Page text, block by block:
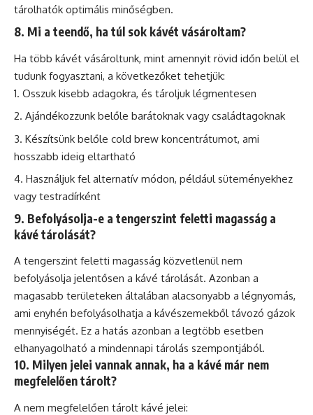
tárolhatók optimális minőségben.
8. Mi a teendő, ha túl sok kávét vásároltam?
Ha több kávét vásároltunk, mint amennyit rövid időn belül el
tudunk fogyasztani, a következőket tehetjük:
Osszuk kisebb adagokra, és tároljuk légmentesen
Ajándékozzunk belőle barátoknak vagy családtagoknak
Készítsünk belőle cold brew koncentrátumot, ami
hosszabb ideig eltartható
Használjuk fel alternatív módon, például süteményekhez
vagy testradírként
9. Befolyásolja-e a tengerszint feletti magasság a
kávé tárolását?
A tengerszint feletti magasság közvetlenül nem
befolyásolja jelentősen a kávé tárolását. Azonban a
magasabb területeken általában alacsonyabb a légnyomás,
ami enyhén befolyásolhatja a kávészemekből távozó gázok
mennyiségét. Ez a hatás azonban a legtöbb esetben
elhanyagolható a mindennapi tárolás szempontjából.
10. Milyen jelei vannak annak, ha a kávé már nem
megfelelően tárolt?
A nem megfelelően tárolt kávé jelei: